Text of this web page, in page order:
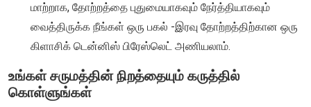
மாற்றாக, தோற்றத்தை புதுமையாகவும் நேர்த்தியாகவும்
வைத்திருக்க நீங்கள் ஒரு பகல் -இரவு தோற்றத்திற்கான ஒரு
கிளாசிக் டென்னிஸ் பிரேஸ்லெட் அணியலாம்.
உங்கள் சருமத்தின் நிறத்தையும் கருத்தில்
கொள்ளுங்கள்